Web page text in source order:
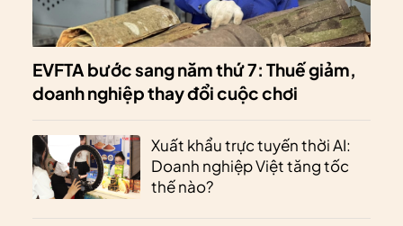
EVFTA bước sang năm thứ 7: Thuế giảm,
doanh nghiệp thay đổi cuộc chơi
Xuất khẩu trực tuyến thời AI:
Doanh nghiệp Việt tăng tốc
thế nào?